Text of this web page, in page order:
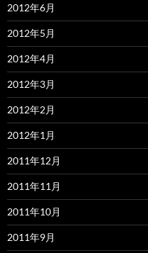
2012年6月
2012年5月
2012年4月
2012年3月
2012年2月
2012年1月
2011年12月
2011年11月
2011年10月
2011年9月